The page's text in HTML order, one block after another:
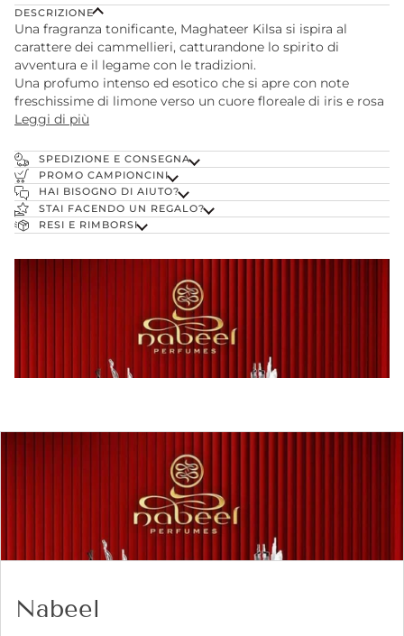
DESCRIZIONE
Una fragranza tonificante, Maghateer Kilsa si ispira al
carattere dei cammellieri, catturandone lo spirito di
avventura e il legame con le tradizioni.
Una profumo intenso ed esotico che si apre con note
freschissime di limone verso un cuore floreale di iris e rosa
Leggi di più
SPEDIZIONE E CONSEGNA
PROMO CAMPIONCINI
HAI BISOGNO DI AIUTO?
STAI FACENDO UN REGALO?
RESI E RIMBORSI
Nabeel